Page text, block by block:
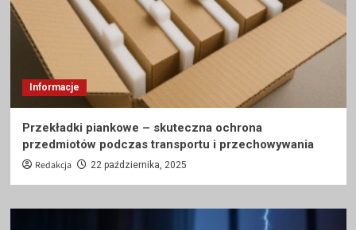
Informacje
Przekładki piankowe – skuteczna ochrona
przedmiotów podczas transportu i przechowywania
Redakcja 22 października, 2025